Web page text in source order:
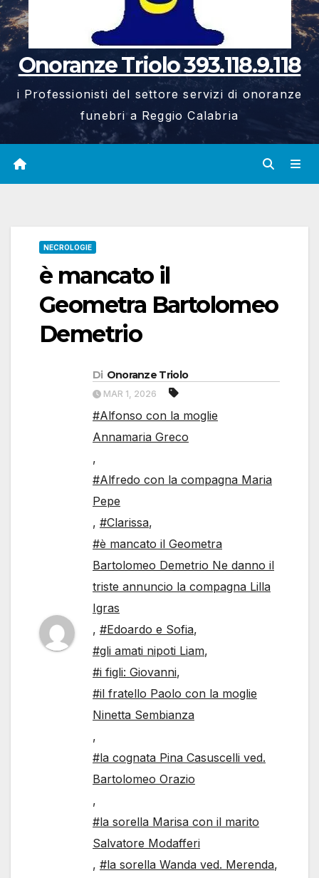
Onoranze Triolo 393.118.9.118
i Professionisti del settore servizi di onoranze
funebri a Reggio Calabria
NECROLOGIE
è mancato il
Geometra Bartolomeo
Demetrio
Di Onoranze Triolo
MAR 1, 2026
#Alfonso con la moglie
Annamaria Greco
,
#Alfredo con la compagna Maria
Pepe
, #Clarissa,
#è mancato il Geometra
Bartolomeo Demetrio Ne danno il
triste annuncio la compagna Lilla
Igras
, #Edoardo e Sofia,
#gli amati nipoti Liam,
#i figli: Giovanni,
#il fratello Paolo con la moglie
Ninetta Sembianza
,
#la cognata Pina Casuscelli ved.
Bartolomeo Orazio
,
#la sorella Marisa con il marito
Salvatore Modafferi
, #la sorella Wanda ved. Merenda,